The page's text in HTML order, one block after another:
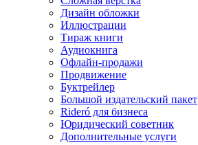
Дизайн обложки
Иллюстрации
Тираж книги
Аудиокнига
Офлайн-продажи
Продвижение
Буктрейлер
Большой издательский пакет
Rideró для бизнеса
Юридический советник
Дополнительные услуги